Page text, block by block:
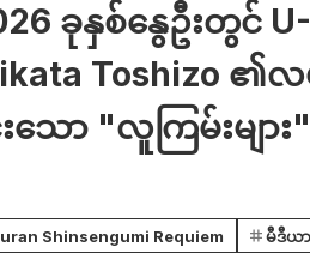
ခုနှစ်နွေဦးတွ
Toshizo
းသော "လူကြမ်းမျ
Shinsengumi Requiem မီဒီယာ